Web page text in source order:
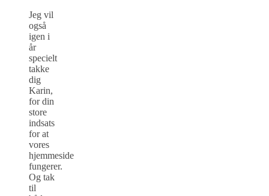
Jeg vil
også
igen i
år
specielt
takke
dig
Karin,
for din
store
indsats
for at
vores
hjemmeside
fungerer.
Og tak
til